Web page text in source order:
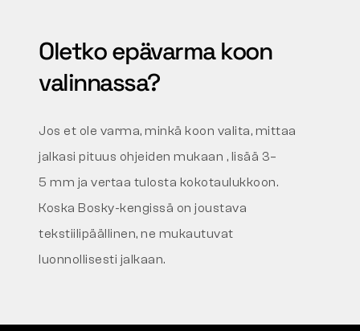
Oletko epävarma koon
valinnassa?
Jos et ole varma, minkä koon valita, mittaa
jalkasi pituus ohjeiden mukaan , lisää 3–
5 mm ja vertaa tulosta kokotaulukkoon.
Koska Bosky-kengissä on joustava
tekstiilipäällinen, ne mukautuvat
luonnollisesti jalkaan.